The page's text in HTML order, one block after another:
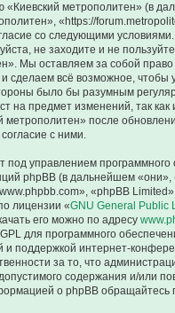
«Киевский метрополитен» (в
«https://
со следующими
не заходите и не
Мы оставляем за собой право
сделаем всё возможное, чтобы
было бы разумным
на предмет изменений, так как
метрополитен» после
с ними.
управлением программного
phpBB (в дальнейшем «они»,
«phpBB
лицензии «GNU General Public
его можно по адресу
для программного
и поддержкой интернет-
за то, что
содержания и/или
о phpBB обращайтесь